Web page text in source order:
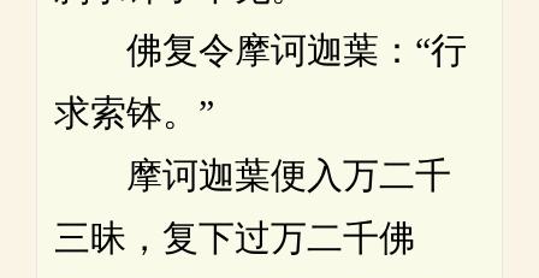
佛复令摩诃迦葉：“行
求索钵。”
摩诃迦葉便入万二千
三昧，复下过万二千佛